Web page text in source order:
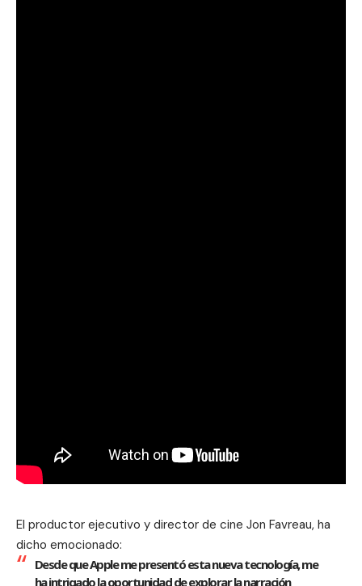
El productor ejecutivo y director de cine Jon Favreau, ha
dicho emocionado:
Desde que Apple me presentó esta nueva tecnología, me
ha intrigado la oportunidad de explorar la narración